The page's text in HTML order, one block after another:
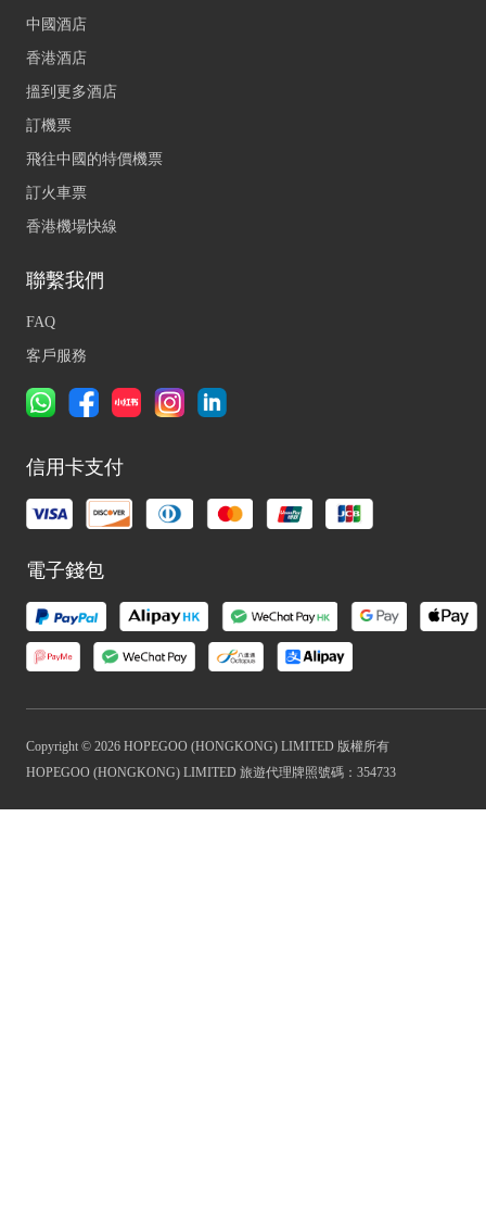
中國酒店
香港酒店
搵到更多酒店
訂機票
飛往中國的特價機票
訂火車票
香港機場快線
聯繫我們
FAQ
客戶服務
信用卡支付
電子錢包
Copyright © 2026 HOPEGOO (HONGKONG) LIMITED 版權所有
HOPEGOO (HONGKONG) LIMITED 旅遊代理牌照號碼：354733